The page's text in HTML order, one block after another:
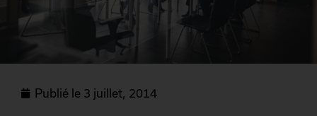
Publié le 3 juillet, 2014